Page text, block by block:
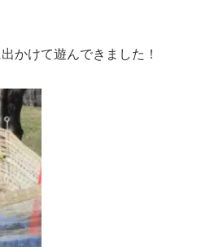
かけて遊んできました！